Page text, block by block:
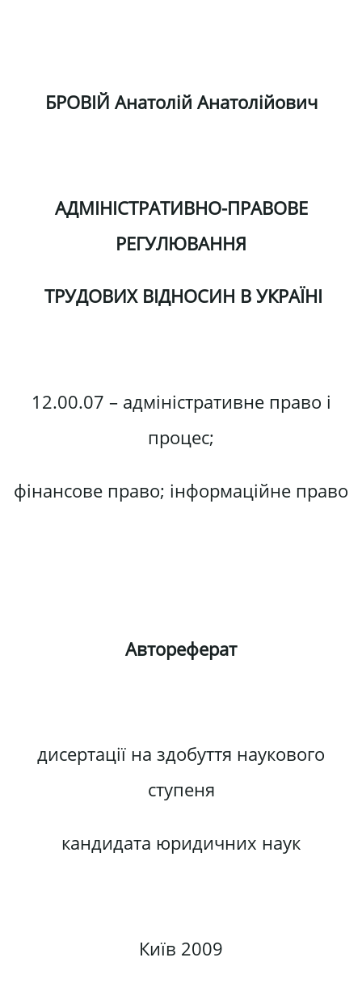
БРОВІЙ Анатолій Анатолійович
АДМІНІСТРАТИВНО-ПРАВОВЕ
РЕГУЛЮВАННЯ
ТРУДОВИХ ВІДНОСИН В УКРАЇНІ
12.00.07 – адміністративне право і
процес;
фінансове право; інформаційне право
Автореферат
дисертації на здобуття наукового
ступеня
кандидата юридичних наук
Київ 2009